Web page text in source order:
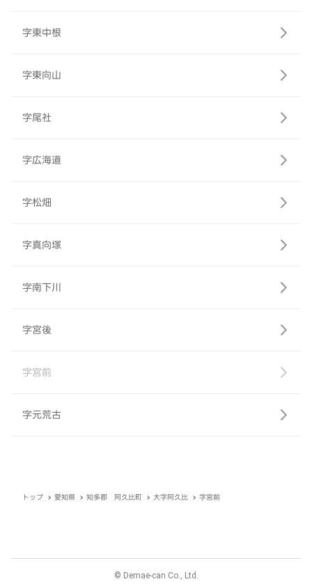
字東中根
字東向山
字尾社
字広海道
字松畑
字真向塚
字南下川
字宮後
字宮前
字元荒古
トップ 愛知県 知多郡 阿久比町 大字阿久比 字宮前
© Demae-can Co., Ltd.